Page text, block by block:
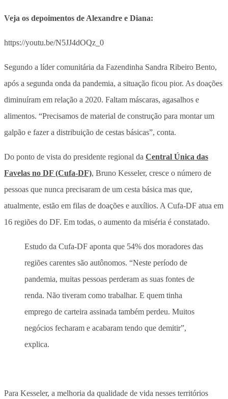
Veja os depoimentos de Alexandre e Diana:
https://youtu.be/N5JJ4dOQz_0
Segundo a líder comunitária da Fazendinha Sandra Ribeiro Bento,
após a segunda onda da pandemia, a situação ficou pior. As doações
diminuíram em relação a 2020. Faltam máscaras, agasalhos e
alimentos. “Precisamos de material de construção para montar um
galpão e fazer a distribuição de cestas básicas”, conta.
Do ponto de vista do presidente regional da Central Única das
Favelas no DF (Cufa-DF), Bruno Kesseler, cresce o número de
pessoas que nunca precisaram de um cesta básica mas que,
atualmente, estão em filas de doações e auxílios. A Cufa-DF atua em
16 regiões do DF. Em todas, o aumento da miséria é constatado.
Estudo da Cufa-DF aponta que 54% dos moradores das
regiões carentes são autônomos. “Neste período de
pandemia, muitas pessoas perderam as suas fontes de
renda. Não tiveram como trabalhar. E quem tinha
emprego de carteira assinada também perdeu. Muitos
negócios fecharam e acabaram tendo que demitir”,
explica.
Para Kesseler, a melhoria da qualidade de vida nesses territórios